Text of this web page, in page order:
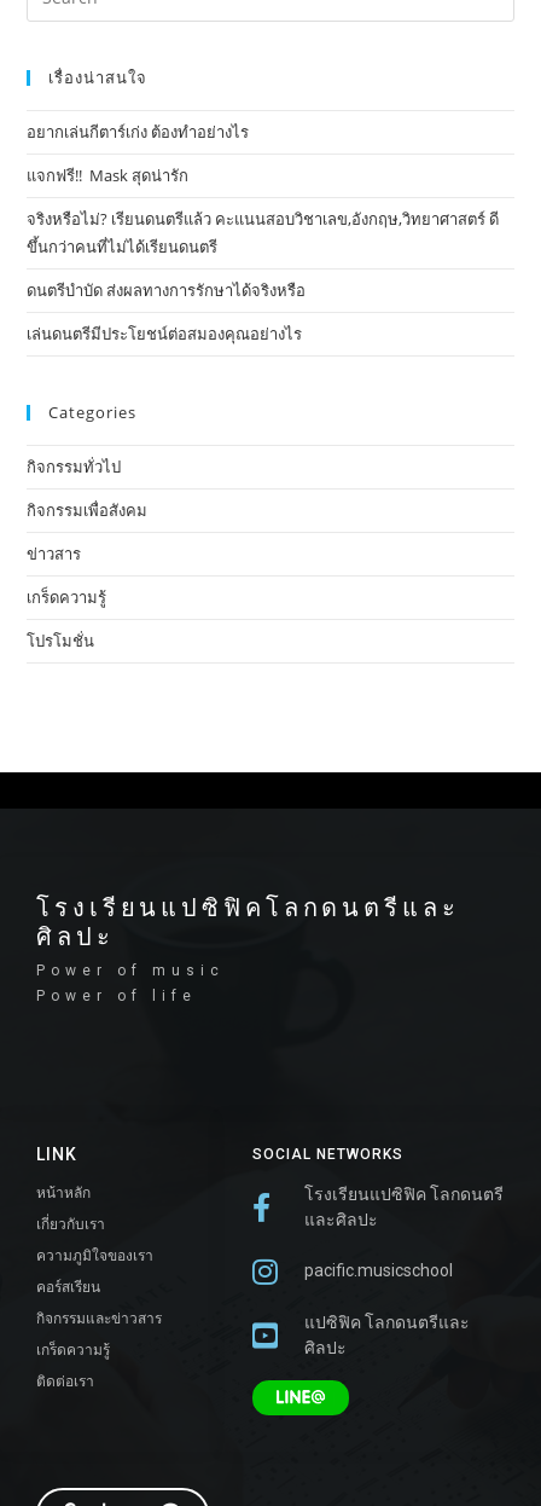
เรื่องน่าสนใจ
อยากเล่นกีตาร์เก่ง ต้องทำอย่างไร
แจกฟรี!! Mask​ สุดน่ารัก
จริงหรือไม่? เรียนดนตรีแล้ว คะแนนสอบวิชาเลข,อังกฤษ,วิทยาศาสตร์ ดี
ขึ้นกว่าคนที่ไม่ได้เรียนดนตรี
ดนตรีบำบัด ส่งผลทางการรักษาได้จริงหรือ
เล่นดนตรีมีประโยชน์ต่อสมองคุณอย่างไร
Categories
กิจกรรมทั่วไป
กิจกรรมเพื่อสังคม
ข่าวสาร
เกร็ดความรู้
โปรโมชั่น
SOCIAL NETWORKS
โรงเรียนแปซิฟิค โลกดนตรี
และศิลปะ
pacific.musicschool
แปซิฟิค โลกดนตรีและ
ศิลปะ
LINK
หน้าหลัก
เกี่ยวกับเรา
ความภูมิใจของเรา
คอร์สเรียน
กิจกรรมและข่าวสาร
เกร็ดความรู้
ติดต่อเรา
โรงเรียนแปซิฟิคโลกดนตรีและ
ศิลปะ
Power of music
Power of life